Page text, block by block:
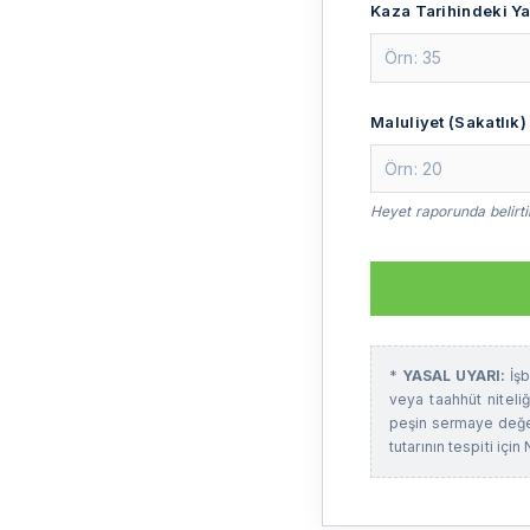
Kaza Tarihindeki
Maluliyet (Sakatlık)
Heyet raporunda
* YASAL UYARI:
veya taahhüt
peşin sermaye
tutarının tespiti